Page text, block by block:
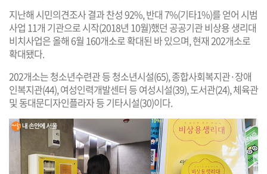
지난해 시민의견조사 결과 찬성 92%, 반대 7%(기타1%)를 얻어 시범
사업 11개 기관으로 시작(2018년 10월)했던 공공기관 비상용 생리대
비치사업은 올해 6월 160개소로 확대된 바 있으며, 현재 202개소로
확대됐다.
202개소는 청소년수련관 등 청소년시설(65), 종합사회복지관·장애
인복지관(44), 여성인력개발센터 등 여성시설(39), 도서관(24), 체육관
및 동대문디자인플라자 등 기타시설(30)이다.